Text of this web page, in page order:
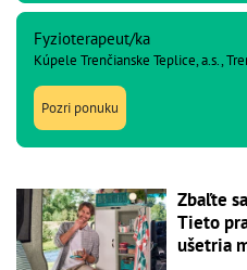
Fyzioterapeut/ka
Kúpele Trenčianske Teplice, a.s.,
Pozri ponuku
Zbaľte
Tieto
ušetria